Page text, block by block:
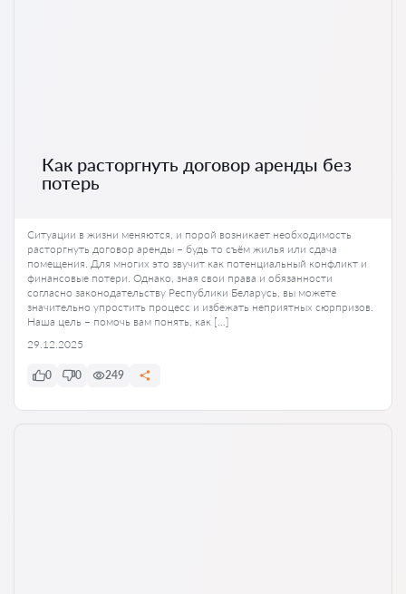
Как расторгнуть договор аренды без
потерь
Ситуации в жизни меняются, и порой возникает необходимость
расторгнуть договор аренды – будь то съём жилья или сдача
помещения. Для многих это звучит как потенциальный конфликт и
финансовые потери. Однако, зная свои права и обязанности
согласно законодательству Республики Беларусь, вы можете
значительно упростить процесс и избежать неприятных сюрпризов.
Наша цель – помочь вам понять, как […]
29.12.2025
0 0 249